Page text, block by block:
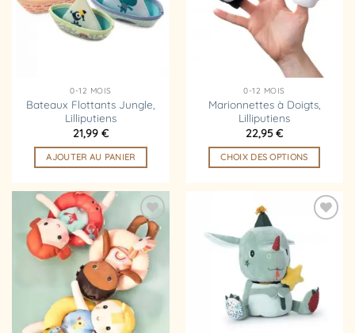
0-12 MOIS
Bateaux Flottants Jungle,
Lilliputiens
21,99 €
AJOUTER AU PANIER
0-12 MOIS
Marionnettes à Doigts,
Lilliputiens
22,95€
CHOIX DES OPTIONS
a
plusieurs
variations.
Les
options
peuvent
être
choisies
Ajouter
à la
liste
d’envies
d’envies